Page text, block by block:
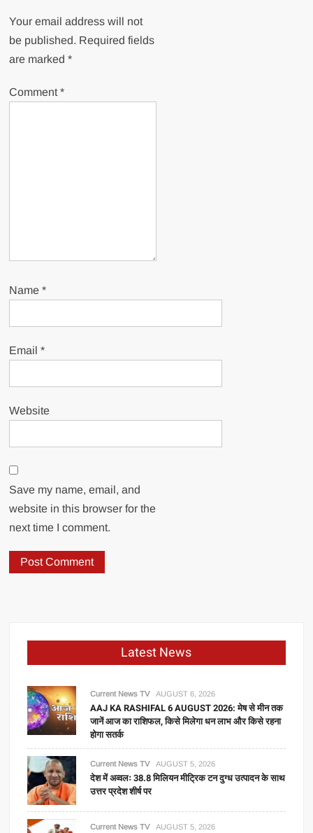
Your email address will not
be published. Required fields
are marked*
Comment*
Name*
Email*
Website
Save my name, email, and
website in this browser for the
next time I comment.
Latest News
Current News TV AUGUST 6, 2026
AAJ KA RASHIFAL 6 AUGUST 2026: मेष से मीन तक
जानें आज का राशिफल, किसे मिलेगा धन लाभ और किसे रहना
होगा सतर्क
Current News TV AUGUST 5, 2026
देश में अव्वलः 38.8 मिलियन मीट्रिक टन दुग्ध उत्पादन के साथ
उत्तर प्रदेश शीर्ष पर
Current News TV AUGUST 5, 2026